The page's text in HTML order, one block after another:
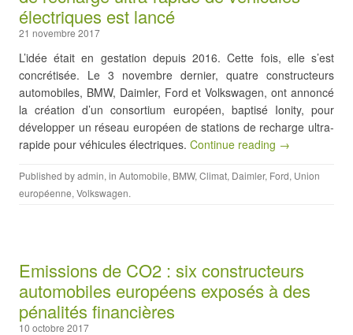
électriques est lancé
21 novembre 2017
L’idée était en gestation depuis 2016. Cette fois, elle s’est
concrétisée. Le 3 novembre dernier, quatre constructeurs
automobiles, BMW, Daimler, Ford et Volkswagen, ont annoncé
la création d’un consortium européen, baptisé Ionity, pour
développer un réseau européen de stations de recharge ultra-
rapide pour véhicules électriques. Continue reading →
Published byadmin, in Automobile, BMW, Climat, Daimler, Ford, Union
européenne, Volkswagen.
Emissions de CO2 : six constructeurs
automobiles européens exposés à des
pénalités financières
10 octobre 2017